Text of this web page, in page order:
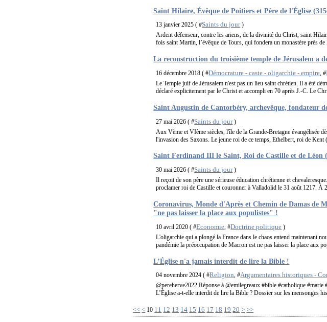
Saint Hilaire, Évêque de Poitiers et Père de l'Église
13 janvier 2025 ( #Saints du jour)
Ardent défenseur, contre les ariens, de la divinité du Christ, saint
fois saint Martin, l’évêque de Tours, qui fondera un monastère près de
La reconstruction du troisième temple de Jérusalem a
16 décembre 2018 ( #Démocrature - caste - oligarchie - empire, #
Le Temple juif de Jérusalem n'est pas un lieu saint chrétien. Il a été
déclaré explicitement par le Christ et accompli en 70 après J.-C. Le
Saint Augustin de Cantorbéry, archevêque, fondateur
27 mai 2026 ( #Saints du jour)
Aux Vème et VIème siècles, l'île de la Grande-Bretagne évangélisée
l'invasion des Saxons. Le jeune roi de ce temps, Ethelbert, roi de Kent
Saint Ferdinand III le Saint, Roi de Castille et de Léon
30 mai 2026 ( #Saints du jour)
Il reçoit de son père une sérieuse éducation chrétienne et
proclamer roi de Castille et couronner à Valladolid le 31 août 1217. À
Coronavirus, Monde d'Après et Chemin de Damas de
"ne pas laisser la place aux populistes" !
10 avril 2020 ( #Economie , #Doctrine politique )
L'oligarchie qui a plongé la France dans le chaos entend maintenant
pandémie la préoccupation de Macron est ne pas laisser la place aux
L’Église n'a jamais interdit de lire la Bible !
04 novembre 2024 ( #Religion, #Argumentaires historiques -
@pereherve2022 Réponse à @emilegreaux #bible #catholique
L’Église a-t-elle interdit de lire la Bible ? Dossier sur les mensonges
<< < 10 11 12 13 14 15 16 17 18 19 20 30
40
50
60
70
80
90
100
200
300
400
> >>